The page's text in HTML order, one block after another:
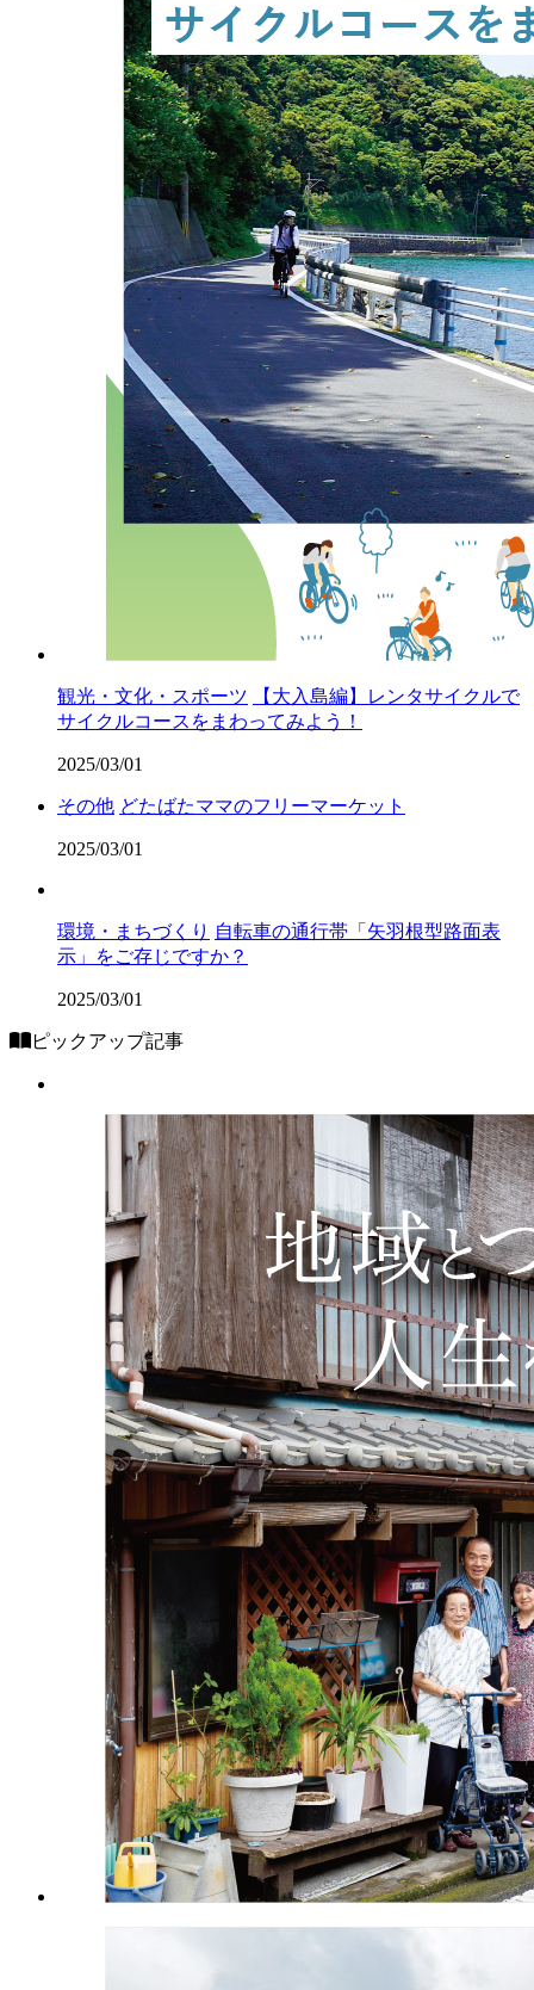
観光・文化・スポーツ
【大入島編】レンタサイクルで
サイクルコースをまわってみよう！
2025/03/01
その他 どたばたママのフリーマーケット
2025/03/01
環境・まちづくり 自転車の通行帯「矢羽根型路面表
示」をご存じですか？
2025/03/01
ピックアップ記事